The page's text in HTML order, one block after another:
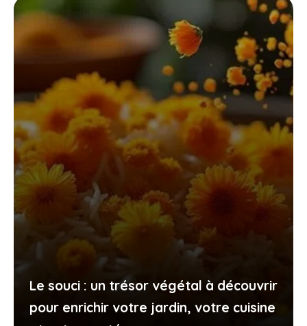
Le souci : un trésor végétal à découvrir
pour enrichir votre jardin, votre cuisine